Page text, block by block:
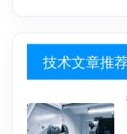
技术文章推